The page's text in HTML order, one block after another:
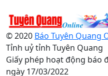
© 2020 Báo Tuyên Quang
Tỉnh uỷ tỉnh Tuyên Quang
Giấy phép hoạt động báo
ngày 17/03/2022